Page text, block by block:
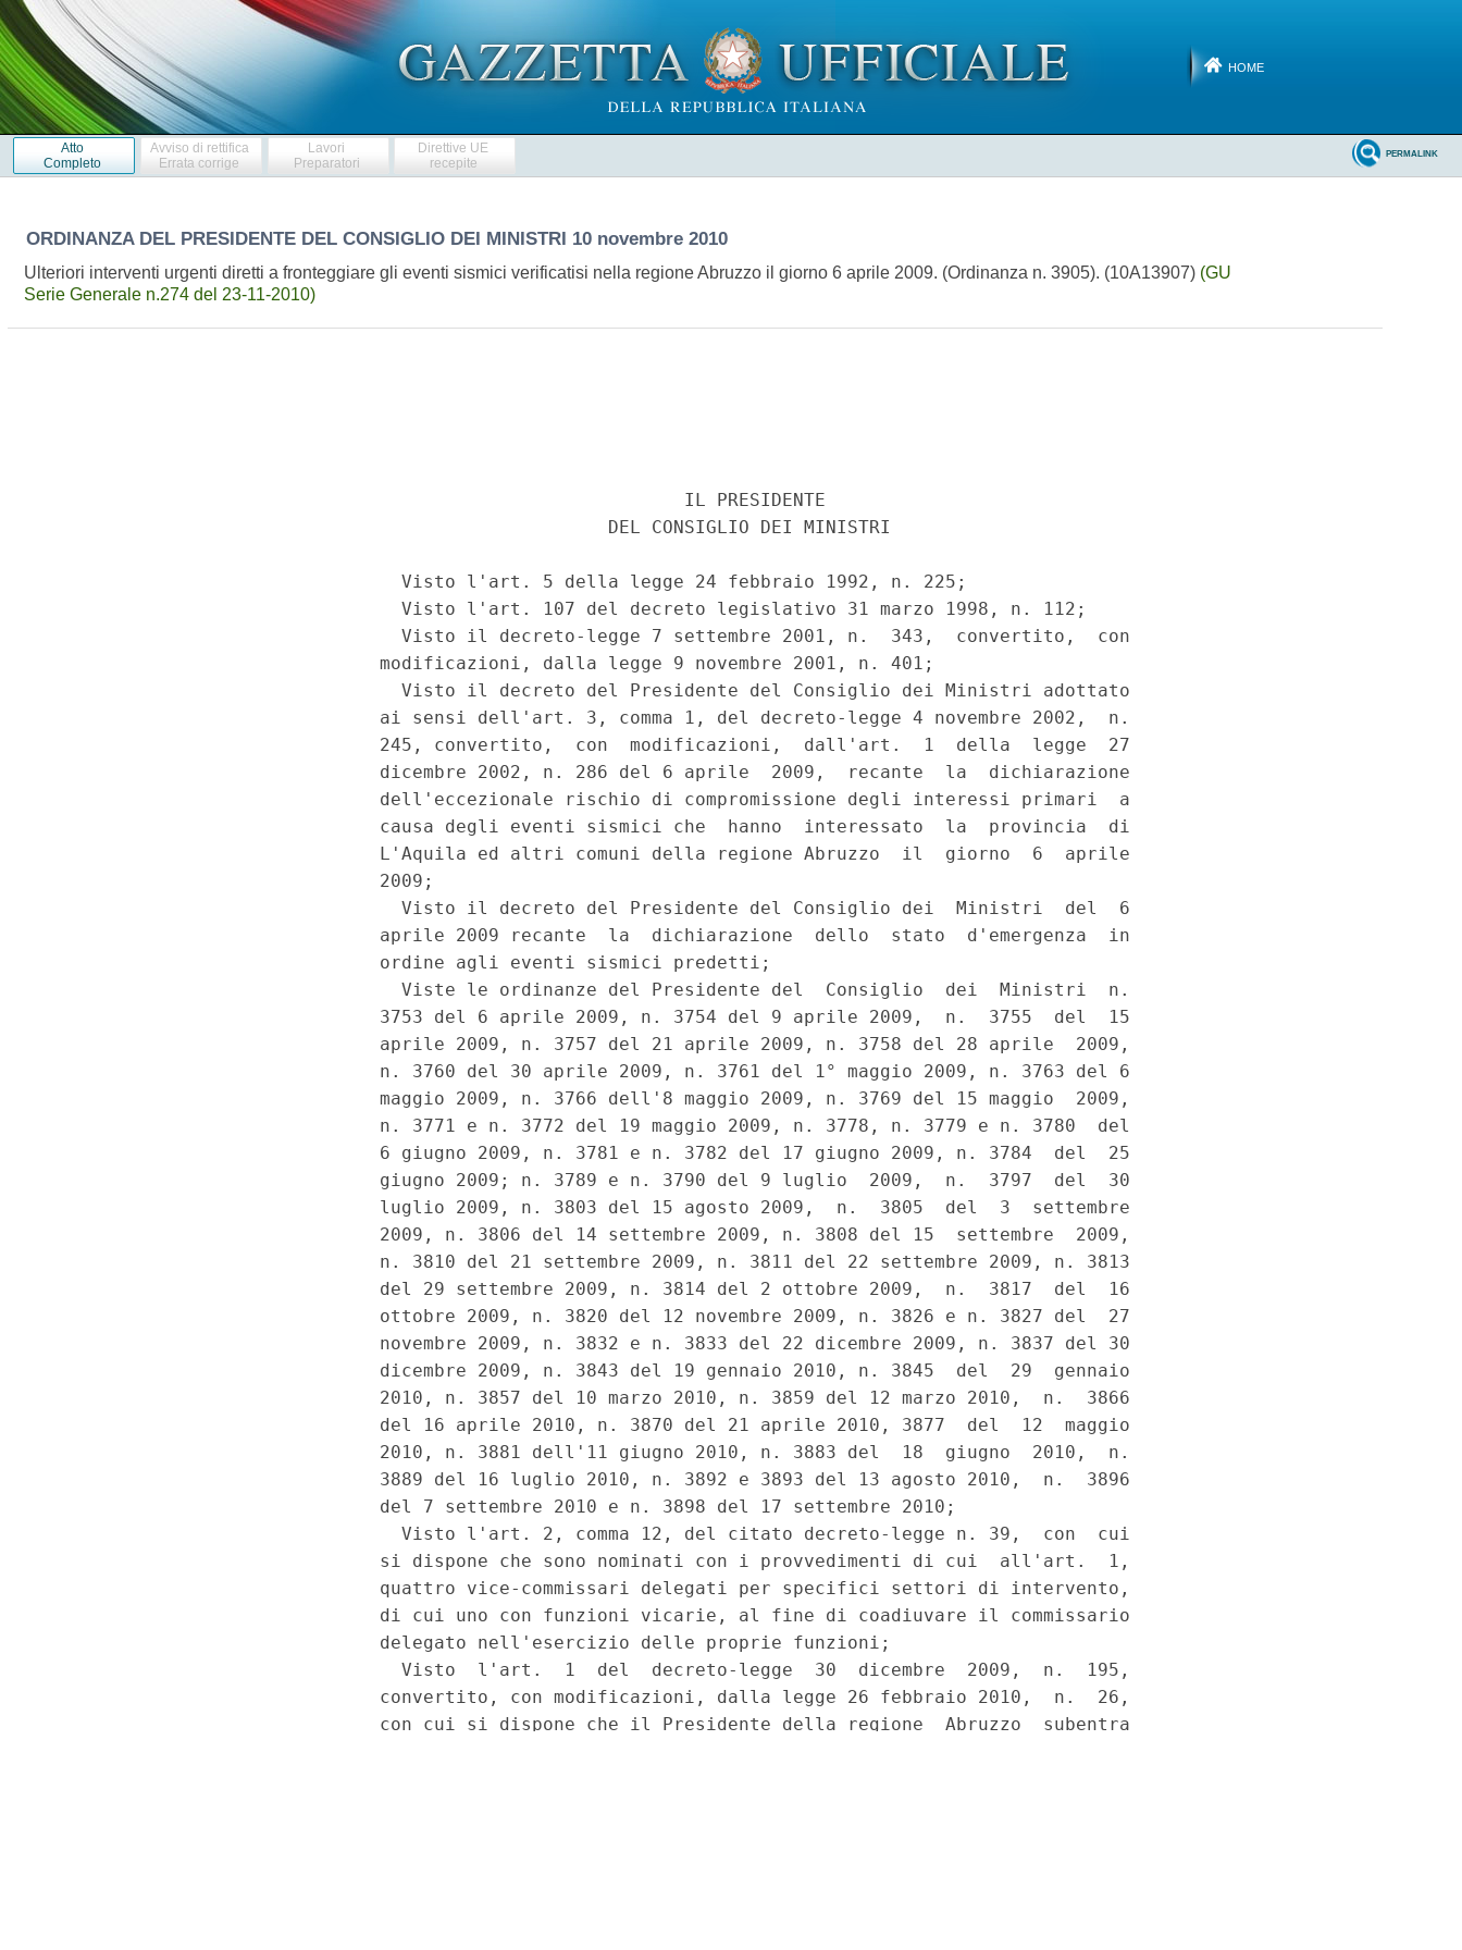
HOME
Atto
Completo
Avviso di rettifica
Errata corrige
Lavori
Preparatori
Direttive UE
recepite
PERMALINK
ORDINANZA DEL PRESIDENTE DEL CONSIGLIO DEI MINISTRI 10 novembre 2010
Ulteriori interventi urgenti diretti a fronteggiare gli eventi sismici verificatisi nella regione Abruzzo il giorno 6 aprile 2009. (Ordinanza n. 3905). (10A13907) (GU
Serie Generale n.274 del 23-11-2010)